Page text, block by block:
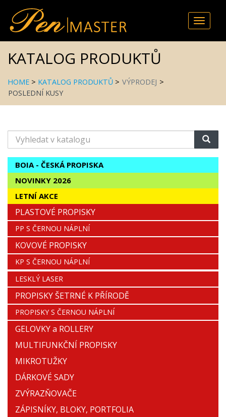
Toggle
KATALOG PRODUKTŮ
HOME > KATALOG PRODUKTŮ > VÝPRODEJ >
POSLEDNÍ KUSY
Vyhledat
v
katalogu
BOIA - ČESKÁ PROPISKA
NOVINKY 2026
LETNÍ AKCE
PLASTOVÉ PROPISKY
PP S ČERNOU NÁPLNÍ
KOVOVÉ PROPISKY
KP S ČERNOU NÁPLNÍ
LESKLÝ LASER
PROPISKY ŠETRNÉ K PŘÍRODĚ
PROPISKY S ČERNOU NÁPLNÍ
GELOVKY a ROLLERY
MULTIFUNKČNÍ PROPISKY
MIKROTUŽKY
DÁRKOVÉ SADY
ZVÝRAZŇOVAČE
ZÁPISNÍKY, BLOKY, PORTFOLIA